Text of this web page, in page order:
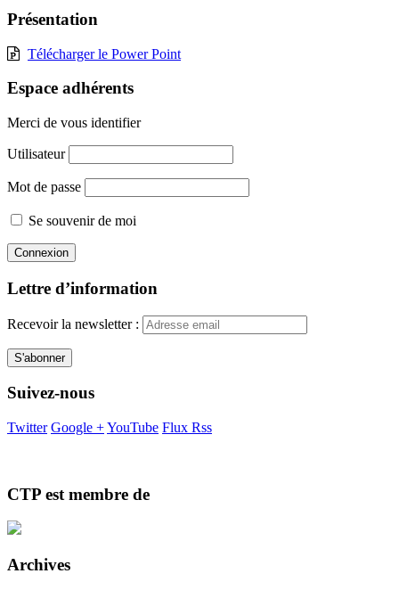
Présentation
Télécharger le Power Point
Espace adhérents
Merci de vous identifier
Utilisateur
Mot de passe
Se souvenir de moi
Lettre d’information
Recevoir la newsletter :
Suivez-nous
Twitter Google +YouTube Flux Rss
CTP est membre de
Archives